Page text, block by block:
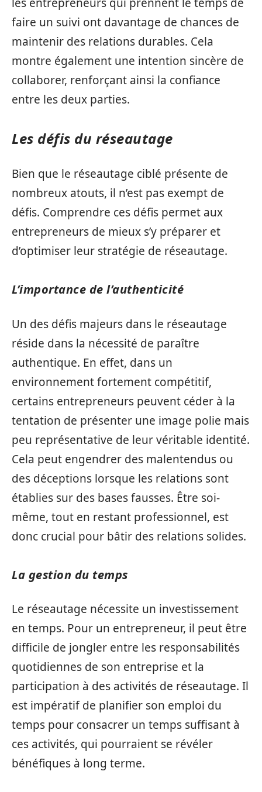
faire un suivi ont davantage de chances de
maintenir des relations durables. Cela
montre également une intention sincère de
collaborer, renforçant ainsi la confiance
entre les deux parties.
Les défis du réseautage
Bien que le réseautage ciblé présente de
nombreux atouts, il n’est pas exempt de
défis. Comprendre ces défis permet aux
entrepreneurs de mieux s’y préparer et
d’optimiser leur stratégie de réseautage.
L’importance de l’authenticité
Un des défis majeurs dans le réseautage
réside dans la nécessité de paraître
authentique. En effet, dans un
environnement fortement compétitif,
certains entrepreneurs peuvent céder à la
tentation de présenter une image polie mais
peu représentative de leur véritable identité.
Cela peut engendrer des malentendus ou
des déceptions lorsque les relations sont
établies sur des bases fausses. Être soi-
même, tout en restant professionnel, est
donc crucial pour bâtir des relations solides.
La gestion du temps
Le réseautage nécessite un investissement
en temps. Pour un entrepreneur, il peut être
difficile de jongler entre les responsabilités
quotidiennes de son entreprise et la
participation à des activités de réseautage. Il
est impératif de planifier son emploi du
temps pour consacrer un temps suffisant à
ces activités, qui pourraient se révéler
bénéfiques à long terme.